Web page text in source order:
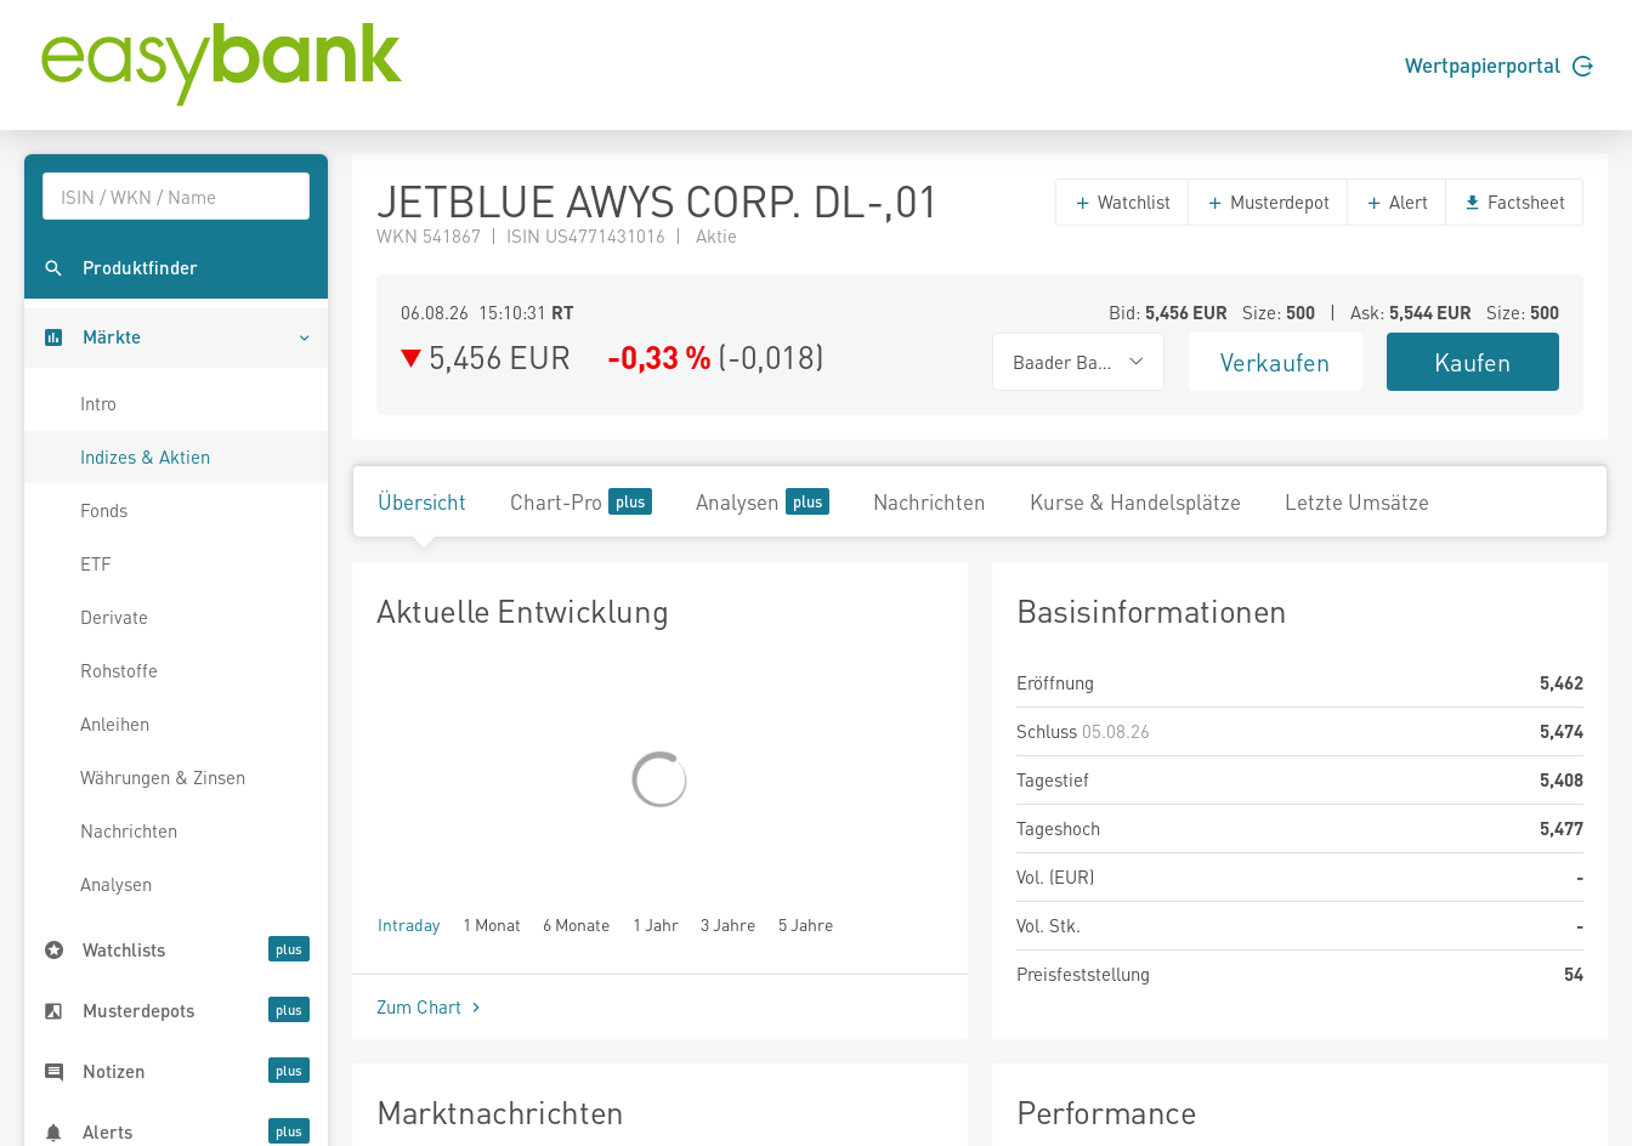
Wertpapierportal
Produktfinder
Märkte
Intro
Indizes & Aktien
Fonds
ETF
Derivate
Rohstoffe
Anleihen
Währungen & Zinsen
Nachrichten
Analysen
Watchlists
Musterdepots
Notizen
Alerts
JETBLUE AWYS CORP. DL-,01
WKN 541867 | ISIN US4771431016 | Aktie
Watchlist Musterdepot Alert Factsheet
06.08.26 15:10:31 RT Bid: 5,456EUR Size: 500| Ask: 5,544EUR Size: 500
5,456 EUR -0,33 % (-0,018) Baader Bank (Baadex) Verkaufen Kaufen
Übersicht Chart-Pro Analysen Nachrichten Kurse & Handelsplätze Letzte Umsätze
Aktuelle Entwicklung
Intraday 1 Monat 6 Monate 1 Jahr 3 Jahre 5 Jahre
seit Beginn
Zum Chart
Basisinformationen
Eröffnung
5,462
Schluss 05.08.26
5,474
Tagestief
5,408
Tageshoch
5,477
Vol. (EUR)
-
Vol. Stk.
-
Preisfeststellung
54
Marktnachrichten Performance